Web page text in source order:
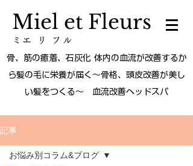
Miel et Fleurs
ミエ リ フル
骨、筋の癒着、石灰化 体内の血流が改善するか
ら髪の毛に栄養が届く～骨格、頭皮改善が美し
い髪をつくる～ 血流改善ヘッドスパ
記事
お悩み別コラム&ブログ